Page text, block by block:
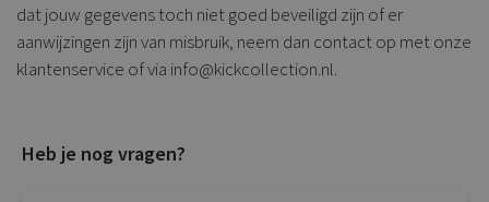
dat jouw gegevens toch niet goed beveiligd zijn of er
aanwijzingen zijn van misbruik, neem dan contact op met onze
klantenservice of via info@kickcollection.nl.
Heb je nog vragen?